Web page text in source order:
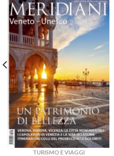
TURISMO E VIAGGI